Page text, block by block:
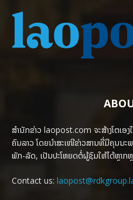
ສຳນັກຂ່າວ laopost.com ຈະສ້າງໂຕເອ
ຄົນລາວ ໂດຍນຳສະເໜີຂ່າວສານທີ່ມີຄຸນນະ
ພັກ-ລັດ, ເປັນປະໂຫຍດຕໍ່ຜູ້ຊົມໃຫ້ໄດ້ຫຼາກ
Contact us: